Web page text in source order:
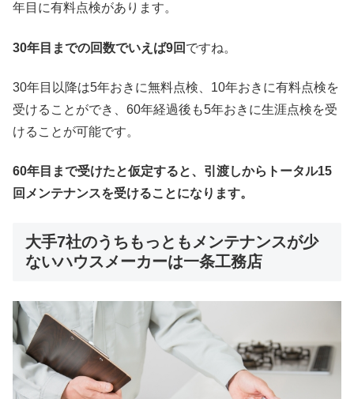
年目に有料点検があります。
30年目までの回数でいえば9回 ですね。
30年目以降は5年おきに無料点検、10年おきに有料点検を
受けることができ、60年経過後も5年おきに生涯点検を受
けることが可能です。
60年目まで受けたと仮定すると、引渡しからトータル15
回メンテナンスを受けることになります。
大手7社のうちもっともメンテナンスが少
ないハウスメーカーは一条工務店